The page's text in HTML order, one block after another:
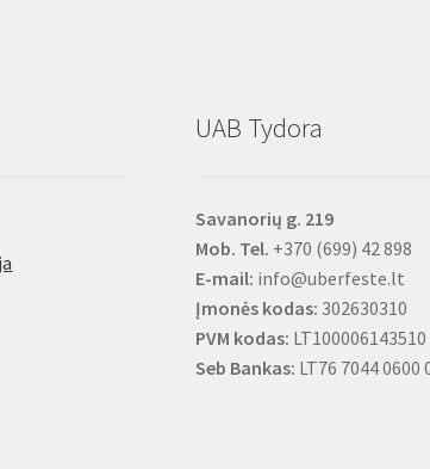
UAB Tydora
Savanorių g. 219
Mob. Tel. +370 (699) 42 898
E-mail: info@uberfeste.lt
Įmonės kodas: 302630310
PVM kodas: LT100006143510
Seb Bankas: LT76 7044 0600